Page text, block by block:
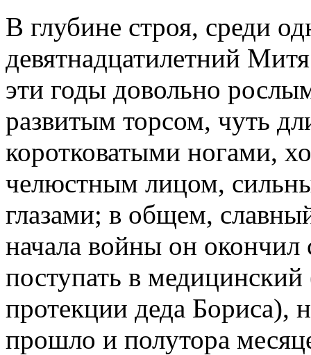
В глубине строя, среди
девятнадцатилетний
эти годы довольно
развитым торсом, чуть
коротковатыми ногами,
челюстным лицом,
глазами; в общем,
начала войны он
поступать в
протекции деда Бориса),
прошло и полутора